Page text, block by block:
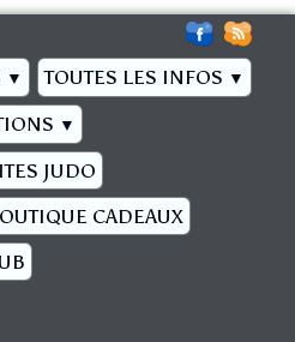
▼ TOUTES LES INFOS ▼
▼
JUDO
CADEAUX